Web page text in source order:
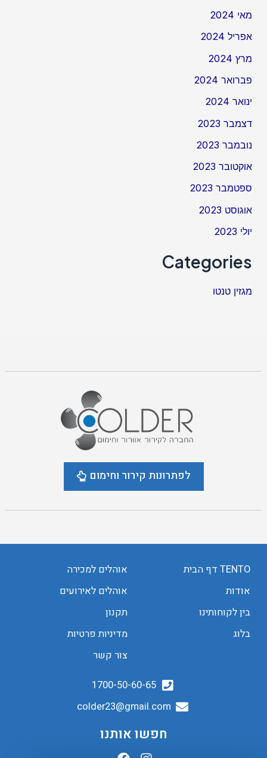
מאי 2024
אפריל 2024
מרץ 2024
פברואר 2024
ינואר 2024
דצמבר 2023
נובמבר 2023
אוקטובר 2023
ספטמבר 2023
אוגוסט 2023
יולי 2023
Categories
מגזין טנטו
לפתרונות קירור וחימום
TENTO דף הבית
אודות
בין לקוחותינו
בלוג
אוהלים למכירה
אוהלים לאירועים
תקנון
מדיניות פרטיות
צור קשר
1700-50-60-65
colder23@gmail.com
חפשו אותנו